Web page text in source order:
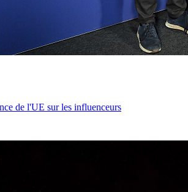
de l'UE sur les influenceurs